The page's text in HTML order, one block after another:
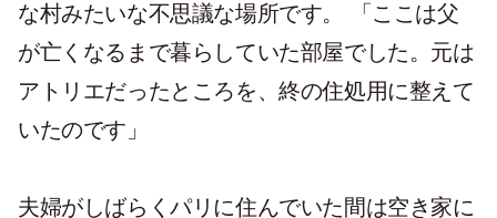
な村みたいな不思議な場所です。 「ここは父
が亡くなるまで暮らしていた部屋でした。元は
アトリエだったところを、終の住処用に整えて
いたのです」
夫婦がしばらくパリに住んでいた間は空き家に